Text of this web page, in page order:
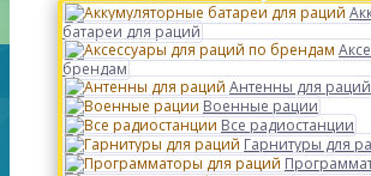
батареи для раций
брендам
Антенны для раций
Военные рации
Все радиостанции
Гарнитуры для